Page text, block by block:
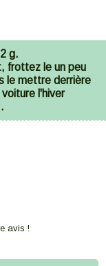
g.
frottez le un peu
le mettre derrière
l'hiver
avis !